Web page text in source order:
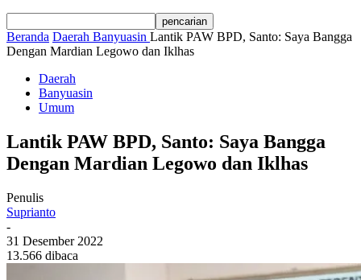
Beranda Daerah Banyuasin Lantik PAW BPD, Santo: Saya Bangga
Dengan Mardian Legowo dan Iklhas
Daerah
Banyuasin
Umum
Lantik PAW BPD, Santo: Saya Bangga
Dengan Mardian Legowo dan Iklhas
Penulis
Suprianto
-
31 Desember 2022
13.566 dibaca